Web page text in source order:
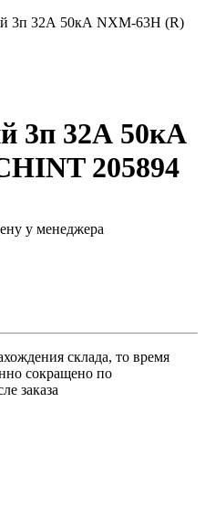
3п 32А 50кА
205894
у менеджера
склада, то время
сокращено по
заказа